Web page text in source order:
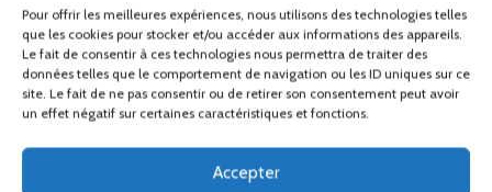
Pour offrir les meilleures expériences, nous utilisons des technologies telles
que les cookies pour stocker et/ou accéder aux informations des appareils.
Le fait de consentir à ces technologies nous permettra de traiter des
données telles que le comportement de navigation ou les ID uniques sur ce
site. Le fait de ne pas consentir ou de retirer son consentement peut avoir
un effet négatif sur certaines caractéristiques et fonctions.
Accepter
Remise
Ses accessoires